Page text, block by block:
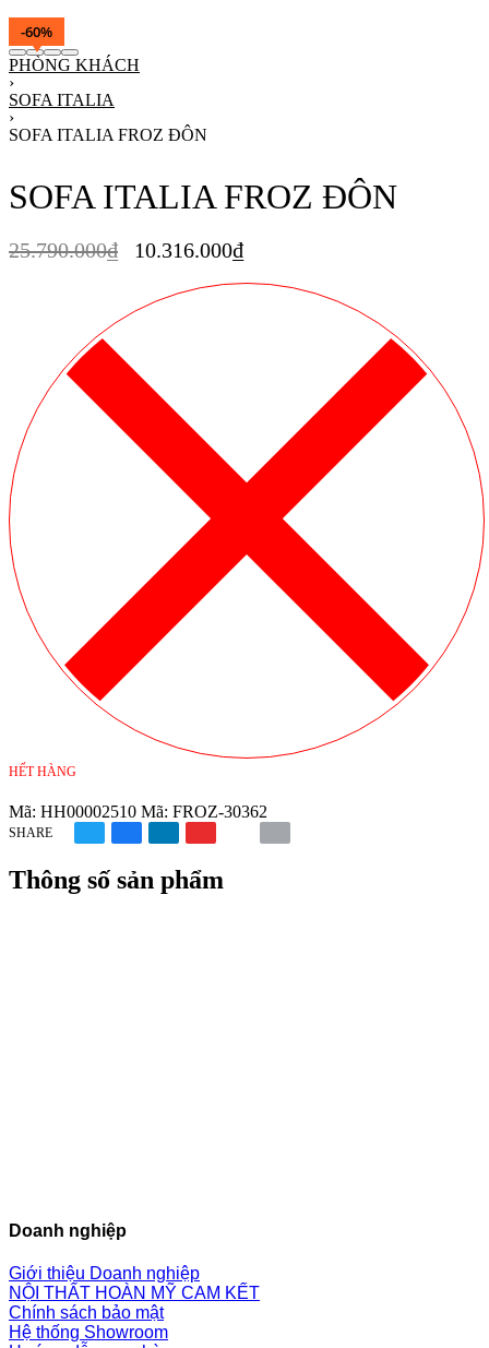
-60%
PHÒNG KHÁCH
›
SOFA ITALIA
›
SOFA ITALIA FROZ ĐÔN
SOFA ITALIA FROZ ĐÔN
25.790.000₫ 10.316.000₫
HẾT HÀNG
Mã: HH00002510 Mã: FROZ-30362
SHARE
Thông số sản phẩm
Doanh nghiệp
Giới thiệu Doanh nghiệp
NỘI THẤT HOÀN MỸ CAM KẾT
Chính sách bảo mật
Hệ thống Showroom